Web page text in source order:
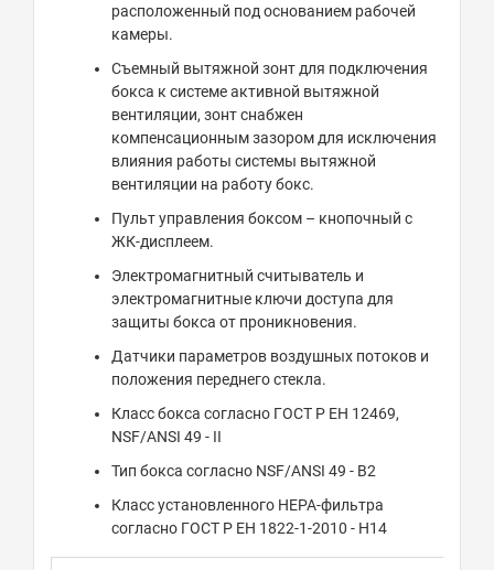
расположенный под основанием рабочей
камеры.
Съемный вытяжной зонт для подключения
бокса к системе активной вытяжной
вентиляции, зонт снабжен
компенсационным зазором для исключения
влияния работы системы вытяжной
вентиляции на работу бокс.
Пульт управления боксом – кнопочный с
ЖК-дисплеем.
Электромагнитный считыватель и
электромагнитные ключи доступа для
защиты бокса от проникновения.
Датчики параметров воздушных потоков и
положения переднего стекла.
Класс бокса согласно ГОСТ Р ЕН 12469,
NSF/ANSI 49 - II
Тип бокса согласно NSF/ANSI 49 - В2
Класс установленного HEPA-фильтра
согласно ГОСТ Р ЕН 1822-1-2010 - H14